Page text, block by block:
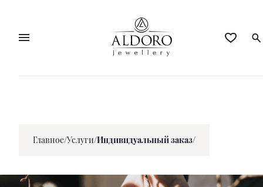
Главное/Услуги/Индивидуальный заказ/